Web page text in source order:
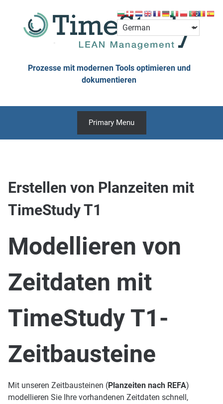
content
Prozesse mit modernen Tools optimieren und
dokumentieren
Primary Menu
Erstellen von Planzeiten mit
TimeStudy T1
Modellieren von
Zeitdaten mit
TimeStudy T1-
Zeitbausteine
Mit unseren Zeitbausteinen (Planzeiten nach REFA)
modellieren Sie Ihre vorhandenen Zeitdaten schnell,